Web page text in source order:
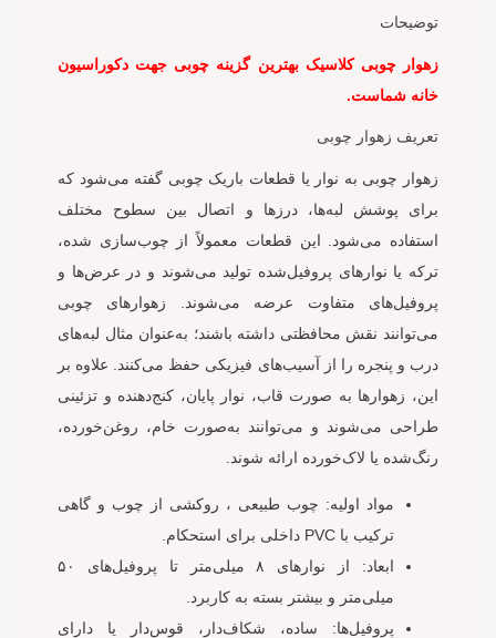
توضیحات
زهوار چوبی کلاسیک بهترین گزینه چوبی جهت دکوراسیون
خانه شماست.
تعریف زهوار چوبی
زهوار چوبی به نوار یا قطعات باریک چوبی گفته می‌شود که
برای پوشش لبه‌ها، درزها و اتصال بین سطوح مختلف
استفاده می‌شود. این قطعات معمولاً از چوب‌سازی شده،
ترکه یا نوارهای پروفیل‌شده تولید می‌شوند و در عرض‌ها و
پروفیل‌های متفاوت عرضه می‌شوند. زهوارهای چوبی
می‌توانند نقش محافظتی داشته باشند؛ به‌عنوان مثال لبه‌های
درب و پنجره را از آسیب‌های فیزیکی حفظ می‌کنند. علاوه بر
این، زهوارها به صورت قاب، نوار پایان، کنج‌دهنده و تزئینی
طراحی می‌شوند و می‌توانند به‌صورت خام، روغن‌خورده،
رنگ‌شده یا لاک‌خورده ارائه شوند.
مواد اولیه: چوب طبیعی ، روکشی از چوب و گاهی
ترکیب با PVC داخلی برای استحکام.
ابعاد: از نوارهای ۸ میلی‌متر تا پروفیل‌های ۵۰
میلی‌متر و بیشتر بسته به کاربرد.
پروفیل‌ها: ساده، شکاف‌دار، قوس‌دار یا دارای